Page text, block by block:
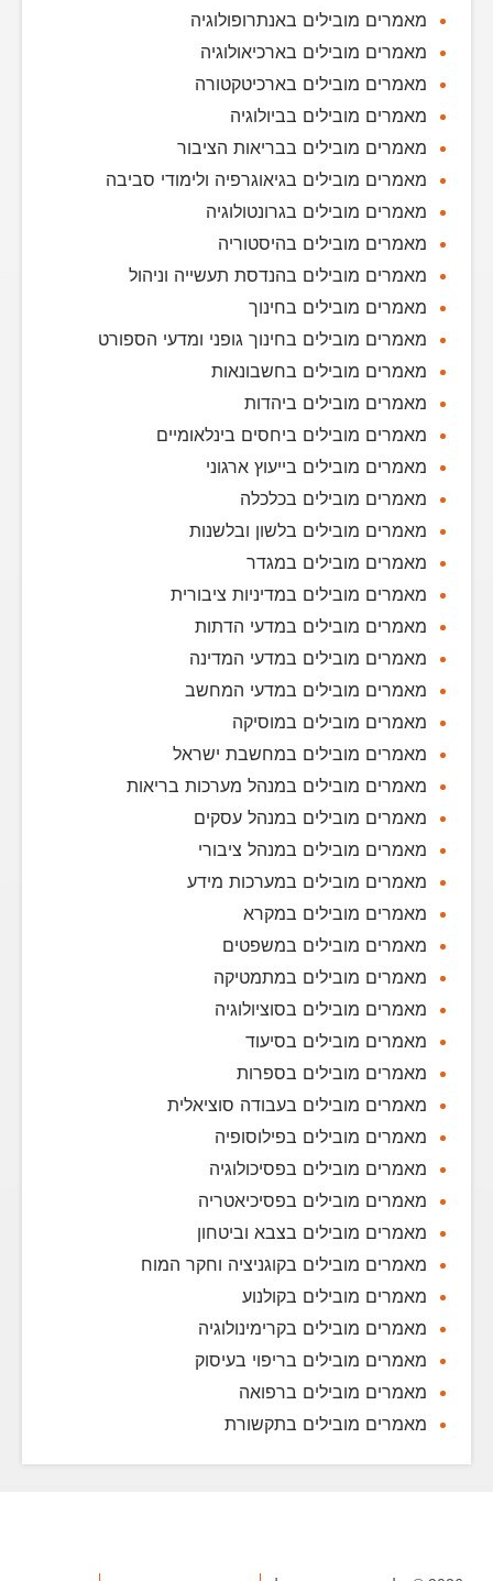
מאמרים מובילים באנתרופולוגיה
מאמרים מובילים בארכיאולוגיה
מאמרים מובילים בארכיטקטורה
מאמרים מובילים בביולוגיה
מאמרים מובילים בבריאות הציבור
מאמרים מובילים בגיאוגרפיה ולימודי סביבה
מאמרים מובילים בגרונטולוגיה
מאמרים מובילים בהיסטוריה
מאמרים מובילים בהנדסת תעשייה וניהול
מאמרים מובילים בחינוך
מאמרים מובילים בחינוך גופני ומדעי הספורט
מאמרים מובילים בחשבונאות
מאמרים מובילים ביהדות
מאמרים מובילים ביחסים בינלאומיים
מאמרים מובילים בייעוץ ארגוני
מאמרים מובילים בכלכלה
מאמרים מובילים בלשון ובלשנות
מאמרים מובילים במגדר
מאמרים מובילים במדיניות ציבורית
מאמרים מובילים במדעי הדתות
מאמרים מובילים במדעי המדינה
מאמרים מובילים במדעי המחשב
מאמרים מובילים במוסיקה
מאמרים מובילים במחשבת ישראל
מאמרים מובילים במנהל מערכות בריאות
מאמרים מובילים במנהל עסקים
מאמרים מובילים במנהל ציבורי
מאמרים מובילים במערכות מידע
מאמרים מובילים במקרא
מאמרים מובילים במשפטים
מאמרים מובילים במתמטיקה
מאמרים מובילים בסוציולוגיה
מאמרים מובילים בסיעוד
מאמרים מובילים בספרות
מאמרים מובילים בעבודה סוציאלית
מאמרים מובילים בפילוסופיה
מאמרים מובילים בפסיכולוגיה
מאמרים מובילים בפסיכיאטריה
מאמרים מובילים בצבא וביטחון
מאמרים מובילים בקוגניציה וחקר המוח
מאמרים מובילים בקולנוע
מאמרים מובילים בקרימינולוגיה
מאמרים מובילים בריפוי בעיסוק
מאמרים מובילים ברפואה
מאמרים מובילים בתקשורת